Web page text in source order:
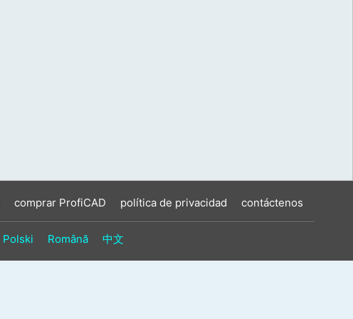
comprar ProfiCAD política de privacidad contáctenos
Polski Română 中文